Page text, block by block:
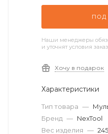
ПОД
Наши менеджеры
и уточнят условия
Хочу в подарок
Характеристики
Тип товара —
Бренд — NexTool
Вес изделия —